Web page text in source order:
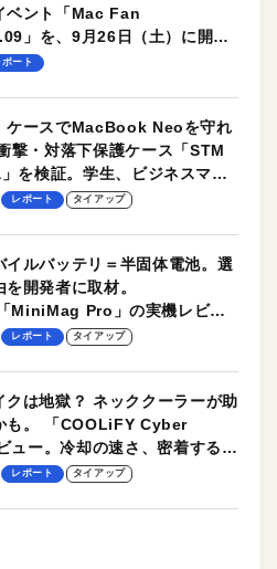
ベント「Mac Fan
」を、9月26日（土）に開催
ポート
ケースでMacBook Neoを守れ
撃・対落下保護ケース「STM
を検証。学生、ビジネスマン
ユースに最適！
レポート タイアップ
イルバッテリ＝半固体電池。選
開発者に取材。
MiniMag Pro」の実機レビュ
レポート タイアップ
クは地獄？ ネッククーラーが助
も。 「COOLiFY Cyber
ュー。冷却の速さ、密着する冷
、シンプルな操作性がグッド！
レポート タイアップ